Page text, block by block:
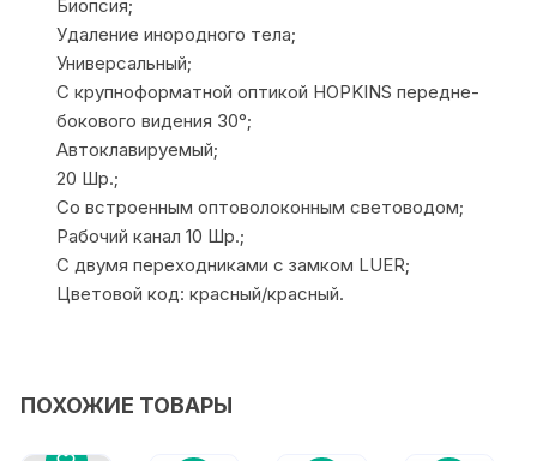
Биопсия;
Удаление инородного тела;
Универсальный;
С крупноформатной оптикой HOPKINS передне-
бокового видения 30°;
Автоклавируемый;
20 Шр.;
Со встроенным оптоволоконным световодом;
Рабочий канал 10 Шр.;
С двумя переходниками с замком LUER;
Цветовой код: красный/красный.
ПОХОЖИЕ ТОВАРЫ